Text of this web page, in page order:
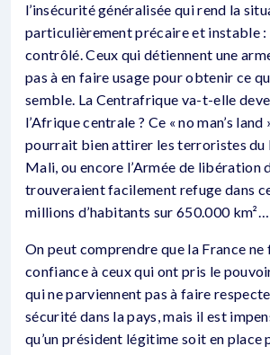
l’insécurité généralisée qui rend la
particulièrement précaire et instable :
contrôlé. Ceux qui détiennent une
pas à en faire usage pour obtenir ce
semble. La Centrafrique va-t-elle
l’Afrique centrale ? Ce « no man’s
pourrait bien attirer les terroristes du
Mali, ou encore l’Armée de libération
trouveraient facilement refuge dans
millions d’habitants sur 650.000 km²…
On peut comprendre que la France ne
confiance à ceux qui ont pris le
qui ne parviennent pas à faire
sécurité dans la pays, mais il est
qu’un président légitime soit en place